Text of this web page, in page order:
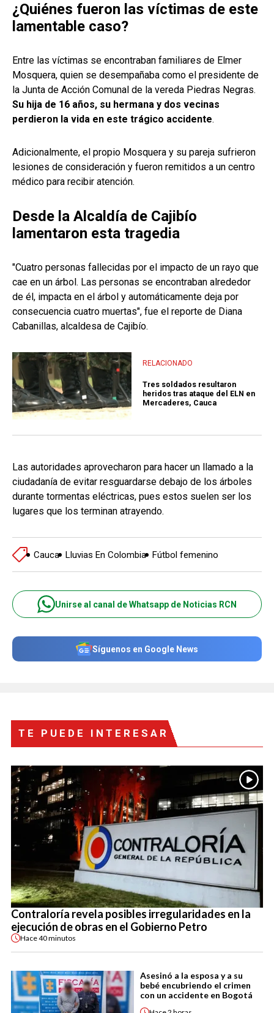
¿Quiénes fueron las víctimas de este
lamentable caso?
Entre las víctimas se encontraban familiares de Elmer
Mosquera, quien se desempañaba como el presidente de
la Junta de Acción Comunal de la vereda Piedras Negras.
Su hija de 16 años, su hermana y dos vecinas
perdieron la vida en este trágico accidente.
Adicionalmente, el propio Mosquera y su pareja sufrieron
lesiones de consideración y fueron remitidos a un centro
médico para recibir atención.
Desde la Alcaldía de Cajibío
lamentaron esta tragedia
"Cuatro personas fallecidas por el impacto de un rayo que
cae en un árbol. Las personas se encontraban alrededor
de él, impacta en el árbol y automáticamente deja por
consecuencia cuatro muertas", fue el reporte de Diana
Cabanillas, alcaldesa de Cajibío.
RELACIONADO
Tres soldados resultaron
heridos tras ataque del ELN en
Mercaderes, Cauca
Las autoridades aprovecharon para hacer un llamado a la
ciudadanía de evitar resguardarse debajo de los árboles
durante tormentas eléctricas, pues estos suelen ser los
lugares que los terminan atrayendo.
Cauca Lluvias En Colombia Fútbol femenino
Unirse al canal de Whatsapp de Noticias RCN
Síguenos en Google News
TE PUEDE INTERESAR
Contraloría revela posibles irregularidades en la
ejecución de obras en el Gobierno Petro
Hace40 minutos
Asesinó a la esposa y a su
bebé encubriendo el crimen
con un accidente en Bogotá